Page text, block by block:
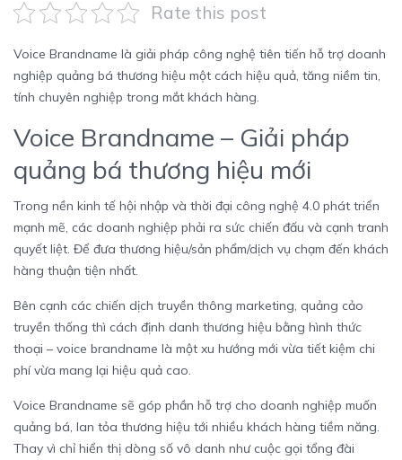
Rate this post
Voice Brandname là giải pháp công nghệ tiên tiến hỗ trợ doanh
nghiệp quảng bá thương hiệu một cách hiệu quả, tăng niềm tin,
tính chuyên nghiệp trong mắt khách hàng.
Voice Brandname – Giải pháp
quảng bá thương hiệu mới
Trong nền kinh tế hội nhập và thời đại công nghệ 4.0 phát triển
mạnh mẽ, các doanh nghiệp phải ra sức chiến đấu và cạnh tranh
quyết liệt. Để đưa thương hiệu/sản phẩm/dịch vụ chạm đến khách
hàng thuận tiện nhất.
Bên cạnh các chiến dịch truyền thông marketing, quảng cảo
truyền thống thì cách định danh thương hiệu bằng hình thức
thoại – voice brandname là một xu hướng mới vừa tiết kiệm chi
phí vừa mang lại hiệu quả cao.
Voice Brandname sẽ góp phần hỗ trợ cho doanh nghiệp muốn
quảng bá, lan tỏa thương hiệu tới nhiều khách hàng tiềm năng.
Thay vì chỉ hiển thị dòng số vô danh như cuộc gọi tổng đài